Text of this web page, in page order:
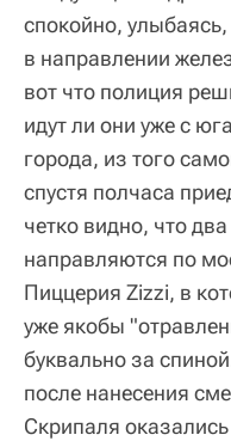
спокойно,
в направлении
вот что полиция
идут ли они уже с
города, из того
спустя полчаса
четко видно, что
направляются по
Пиццерия Zizzi, в
уже якобы
буквально за
после нанесения
Скрипаля